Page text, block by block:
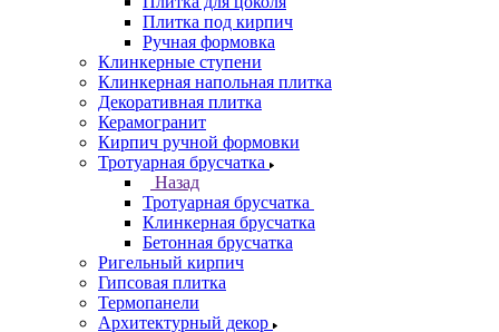
Плитка под кирпич
Ручная формовка
Клинкерные ступени
Клинкерная напольная плитка
Декоративная плитка
Керамогранит
Кирпич ручной формовки
Тротуарная брусчатка
Назад
Тротуарная брусчатка
Клинкерная брусчатка
Бетонная брусчатка
Ригельный кирпич
Гипсовая плитка
Термопанели
Архитектурный декор